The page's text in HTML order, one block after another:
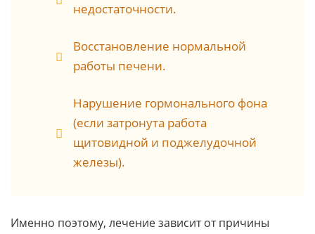
недостаточности.
Восстановление нормальной
работы печени.
Нарушение гормонального фона
(если затронута работа
щитовидной и поджелудочной
железы).
Именно поэтому, лечение зависит от причины